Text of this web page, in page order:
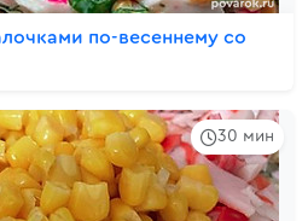
по-весеннему со
30 мин